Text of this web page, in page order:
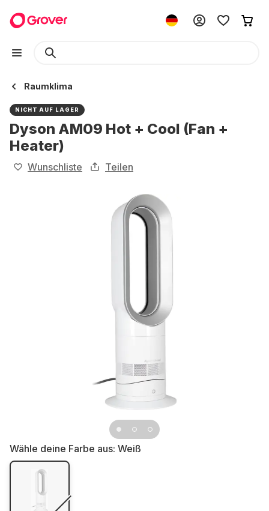
Raumklima
NICHT AUF LAGER
Dyson AM09 Hot + Cool (Fan +
Heater)
Wunschliste Teilen
Wähle deine Farbe aus: Weiß